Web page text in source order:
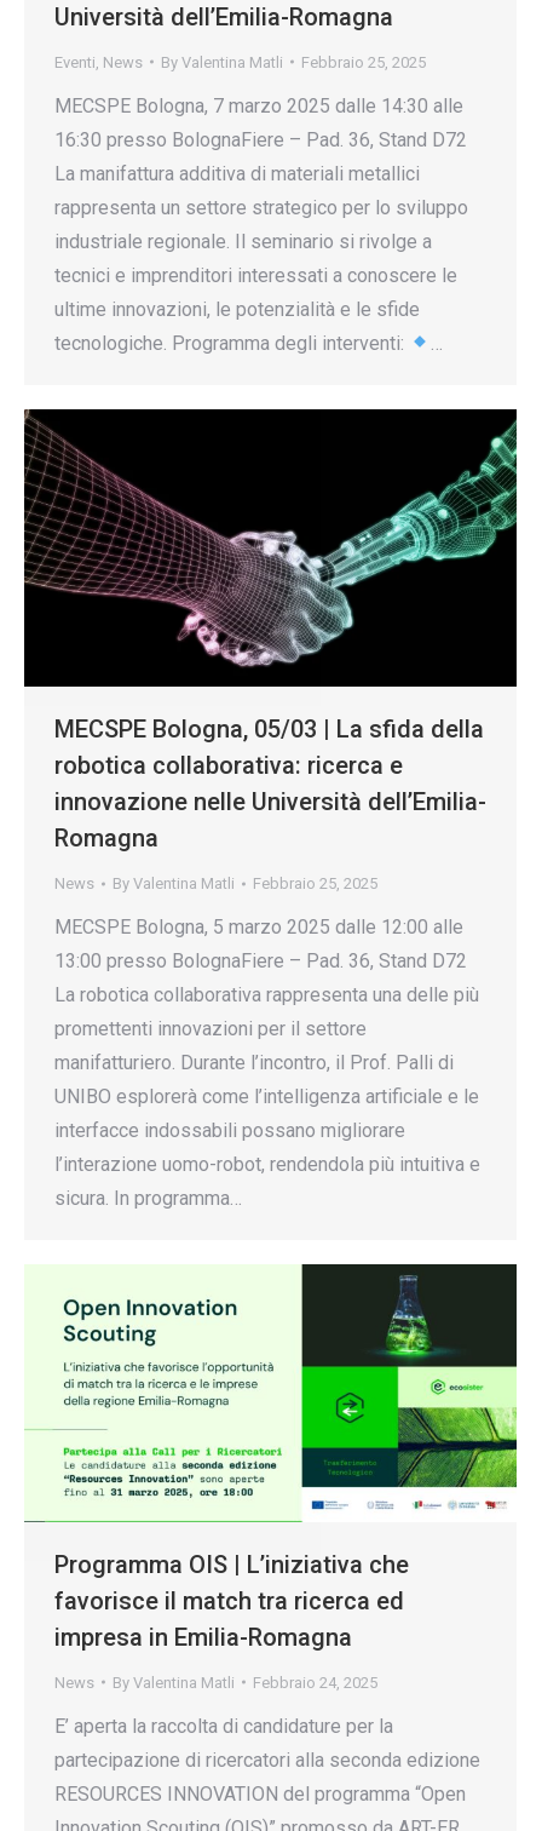
Università dell’Emilia-Romagna
Eventi News By Valentina Matli Febbraio 25, 2025
MECSPE Bologna, 7 marzo 2025 dalle 14:30 alle
16:30 presso BolognaFiere – Pad. 36, Stand D72
La manifattura additiva di materiali metallici
rappresenta un settore strategico per lo sviluppo
industriale regionale. Il seminario si rivolge a
tecnici e imprenditori interessati a conoscere le
ultime innovazioni, le potenzialità e le sfide
tecnologiche. Programma degli interventi:
MECSPE Bologna, 05/03 | La sfida della
robotica collaborativa: ricerca e
innovazione nelle Università dell’Emilia-
Romagna
News By Valentina Matli Febbraio 25, 2025
MECSPE Bologna, 5 marzo 2025 dalle 12:00 alle
13:00 presso BolognaFiere – Pad. 36, Stand D72
La robotica collaborativa rappresenta una delle più
promettenti innovazioni per il settore
manifatturiero. Durante l’incontro, il Prof. Palli di
UNIBO esplorerà come l’intelligenza artificiale e le
interfacce indossabili possano migliorare
l’interazione uomo-robot, rendendola più intuitiva e
sicura. In programma…
Programma OIS | L’iniziativa che
favorisce il match tra ricerca ed
impresa in Emilia-Romagna
News By Valentina Matli Febbraio 24, 2025
E’ aperta la raccolta di candidature per la
partecipazione di ricercatori alla seconda edizione
RESOURCES INNOVATION del programma “Open